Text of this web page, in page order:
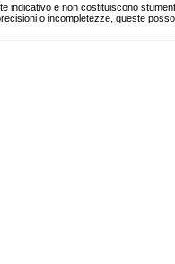
indicativo e non costituiscono
o incompletezze, queste